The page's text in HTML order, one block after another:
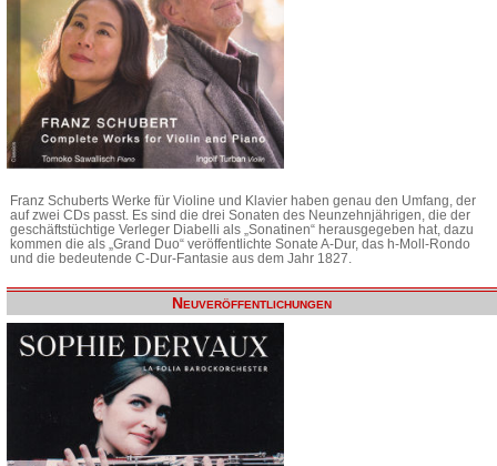
Franz Schuberts Werke für Violine und Klavier haben genau den Umfang, der
auf zwei CDs passt. Es sind die drei Sonaten des Neunzehnjährigen, die der
geschäftstüchtige Verleger Diabelli als „Sonatinen“ herausgegeben hat, dazu
kommen die als „Grand Duo“ veröffentlichte Sonate A-Dur, das h-Moll-Rondo
und die bedeutende C-Dur-Fantasie aus dem Jahr 1827.
Neuveröffentlichungen